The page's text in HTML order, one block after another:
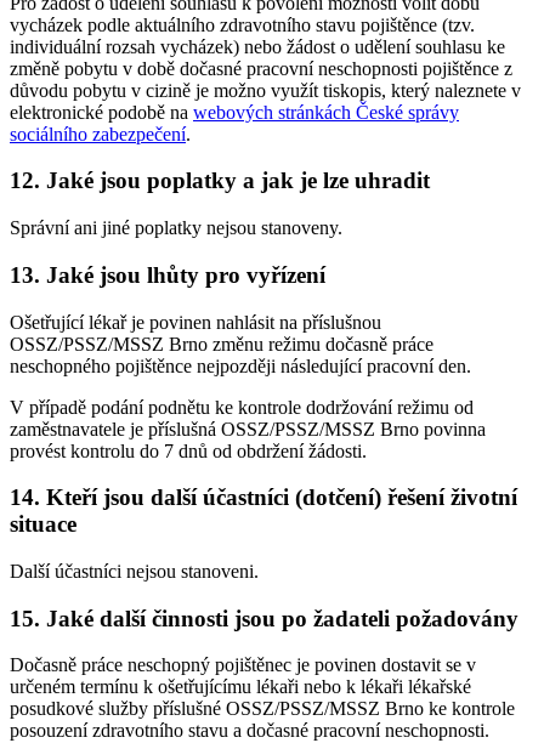
vycházek podle aktuálního zdravotního stavu pojištěnce (tzv.
individuální rozsah vycházek) nebo žádost o udělení souhlasu ke
změně pobytu v době dočasné pracovní neschopnosti pojištěnce z
důvodu pobytu v cizině je možno využít tiskopis, který naleznete v
elektronické podobě na webových stránkách České správy
sociálního zabezpečení.
12. Jaké jsou poplatky a jak je lze uhradit
Správní ani jiné poplatky nejsou stanoveny.
13. Jaké jsou lhůty pro vyřízení
Ošetřující lékař je povinen nahlásit na příslušnou
OSSZ/PSSZ/MSSZ Brno změnu režimu dočasně práce
neschopného pojištěnce nejpozději následující pracovní den.
V případě podání podnětu ke kontrole dodržování režimu od
zaměstnavatele je příslušná OSSZ/PSSZ/MSSZ Brno povinna
provést kontrolu do 7 dnů od obdržení žádosti.
14. Kteří jsou další účastníci (dotčení) řešení životní
situace
Další účastníci nejsou stanoveni.
15. Jaké další činnosti jsou po žadateli požadovány
Dočasně práce neschopný pojištěnec je povinen dostavit se v
určeném termínu k ošetřujícímu lékaři nebo k lékaři lékařské
posudkové služby příslušné OSSZ/PSSZ/MSSZ Brno ke kontrole
posouzení zdravotního stavu a dočasné pracovní neschopnosti.